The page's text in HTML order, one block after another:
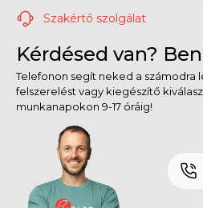
Szakértő szolgálat
Kérdésed van?
Telefonon segít neked a számodra
felszerelést vagy kiegészítő
munkanapokon 9-17 óráig!